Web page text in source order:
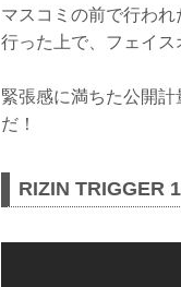
マスコミの前で行わ
行った上で、フェイス
緊張感に満ちた公開
だ！
RIZIN TRIGGER